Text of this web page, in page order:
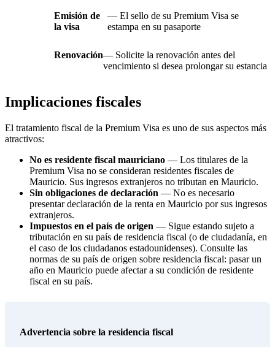
Emisión de
la visa
— El sello de su Premium Visa se
estampa en su pasaporte
Renovación— Solicite la renovación antes del
vencimiento si desea prolongar su estancia
Implicaciones fiscales
El tratamiento fiscal de la Premium Visa es uno de sus aspectos más
atractivos:
No es residente fiscal mauriciano — Los titulares de la
Premium Visa no se consideran residentes fiscales de
Mauricio. Sus ingresos extranjeros no tributan en Mauricio.
Sin obligaciones de declaración — No es necesario
presentar declaración de la renta en Mauricio por sus ingresos
extranjeros.
Impuestos en el país de origen — Sigue estando sujeto a
tributación en su país de residencia fiscal (o de ciudadanía, en
el caso de los ciudadanos estadounidenses). Consulte las
normas de su país de origen sobre residencia fiscal: pasar un
año en Mauricio puede afectar a su condición de residente
fiscal en su país.
Advertencia sobre la residencia fiscal